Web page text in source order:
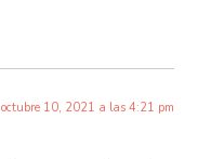
octubre 10, 2021 a las 4:21 pm